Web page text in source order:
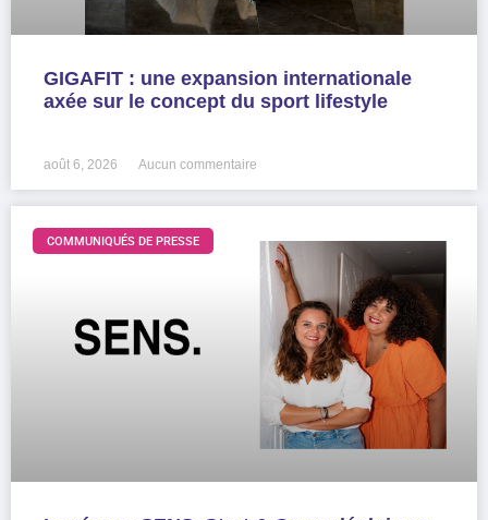
GIGAFIT : une expansion internationale
axée sur le concept du sport lifestyle
août 6, 2026 Aucun commentaire
COMMUNIQUÉS DE PRESSE